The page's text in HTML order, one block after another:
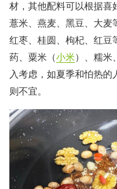
材，其他配料可以根据喜
薏米、燕麦、黑豆、大麦
红枣、桂圆、枸杞、红豆
药、粟米（小米）、糯米
入考虑，如夏季和怕热
则不宜。